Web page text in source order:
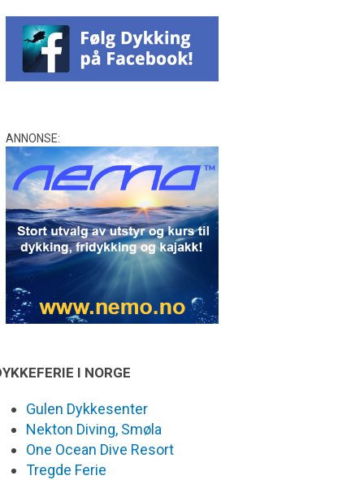
ANNONSE:
I NORGE
Gulen Dykkesenter
Nekton Diving, Smøla
One Ocean Dive Resort
Tregde Ferie